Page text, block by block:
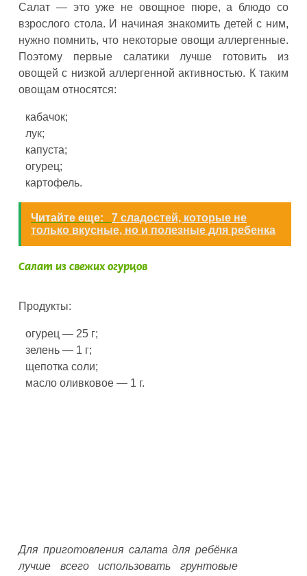
Салат — это уже не овощное пюре, а блюдо со
взрослого стола. И начиная знакомить детей с ним,
нужно помнить, что некоторые овощи аллергенные.
Поэтому первые салатики лучше готовить из
овощей с низкой аллергенной активностью. К таким
овощам относятся:
кабачок;
лук;
капуста;
огурец;
картофель.
Читайте еще:
7 сладостей, которые не
только вкусные, но и полезные для ребенка
Салат из свежих огурцов
Продукты:
огурец — 25 г;
зелень — 1 г;
щепотка соли;
масло оливковое — 1 г.
Для приготовления салата для ребёнка
лучше всего использовать грунтовые